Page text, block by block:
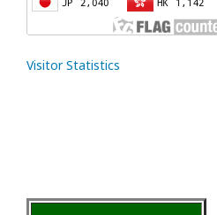
Visitor Statistics